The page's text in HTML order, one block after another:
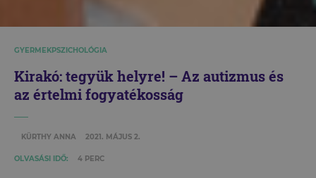
GYERMEKPSZICHOLÓGIA
Kirakó: tegyük helyre! – Az autizmus és
az értelmi fogyatékosság
KÜRTHY ANNA 2021. MÁJUS 2.
OLVASÁSI IDŐ: 4 PERC